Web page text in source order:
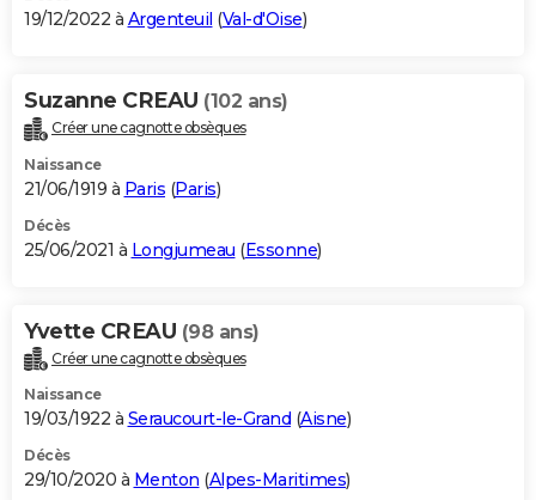
19/12/2022 à Argenteuil (Val-d'Oise)
Suzanne CREAU (102 ans)
Créer une cagnotte obsèques
Naissance
21/06/1919 à Paris (Paris)
Décès
25/06/2021 à Longjumeau (Essonne)
Yvette CREAU (98 ans)
Créer une cagnotte obsèques
Naissance
19/03/1922 à Seraucourt-le-Grand (Aisne)
Décès
29/10/2020 à Menton (Alpes-Maritimes)